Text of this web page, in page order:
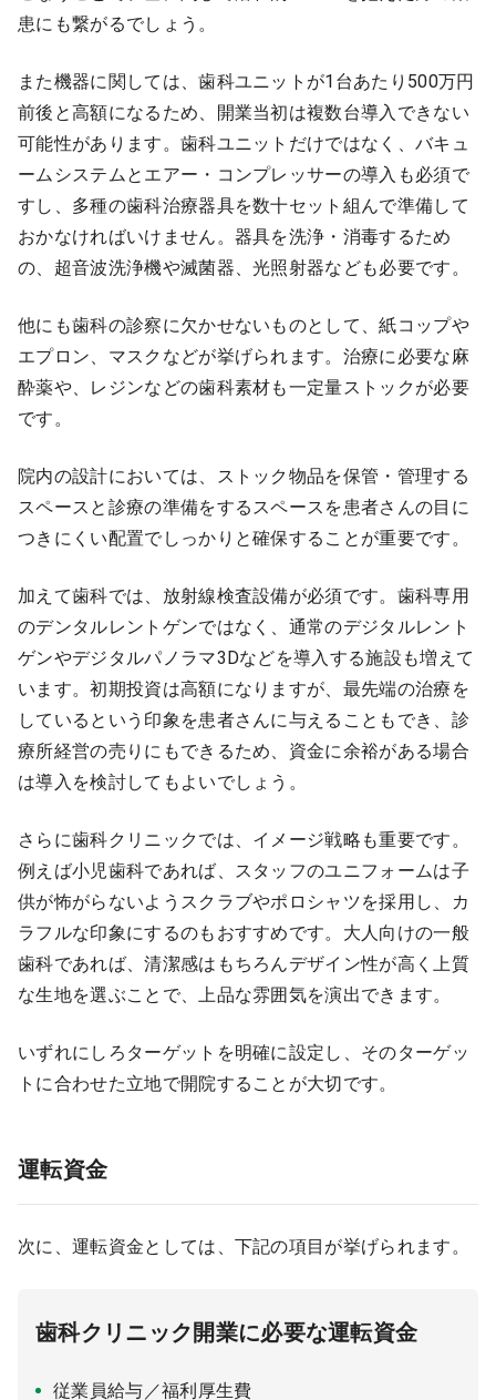
患にも繋がるでしょう。
また機器に関しては、歯科ユニットが1台あたり500万円
前後と高額になるため、開業当初は複数台導入できない
可能性があります。歯科ユニットだけではなく、バキュ
ームシステムとエアー・コンプレッサーの導入も必須で
すし、多種の歯科治療器具を数十セット組んで準備して
おかなければいけません。器具を洗浄・消毒するため
の、超音波洗浄機や滅菌器、光照射器なども必要です。
他にも歯科の診察に欠かせないものとして、紙コップや
エプロン、マスクなどが挙げられます。治療に必要な麻
酔薬や、レジンなどの歯科素材も一定量ストックが必要
です。
院内の設計においては、ストック物品を保管・管理する
スペースと診療の準備をするスペースを患者さんの目に
つきにくい配置でしっかりと確保することが重要です。
加えて歯科では、放射線検査設備が必須です。歯科専用
のデンタルレントゲンではなく、通常のデジタルレント
ゲンやデジタルパノラマ3Dなどを導入する施設も増えて
います。初期投資は高額になりますが、最先端の治療を
しているという印象を患者さんに与えることもでき、診
療所経営の売りにもできるため、資金に余裕がある場合
は導入を検討してもよいでしょう。
さらに歯科クリニックでは、イメージ戦略も重要です。
例えば小児歯科であれば、スタッフのユニフォームは子
供が怖がらないようスクラブやポロシャツを採用し、カ
ラフルな印象にするのもおすすめです。大人向けの一般
歯科であれば、清潔感はもちろんデザイン性が高く上質
な生地を選ぶことで、上品な雰囲気を演出できます。
いずれにしろターゲットを明確に設定し、そのターゲッ
トに合わせた立地で開院することが大切です。
運転資金
次に、運転資金としては、下記の項目が挙げられます。
歯科クリニック開業に必要な運転資金
従業員給与／福利厚生費